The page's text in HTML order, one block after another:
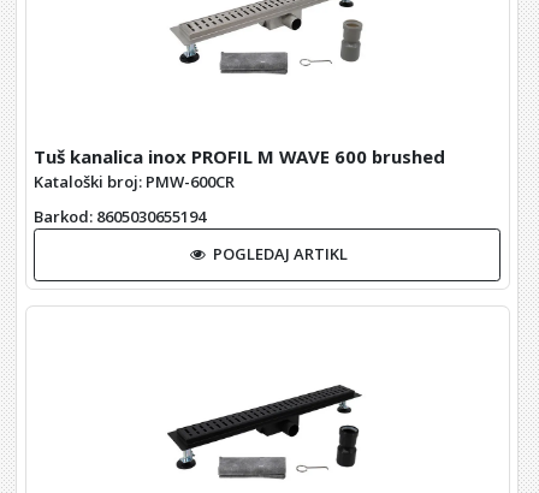
Tuš kanalica inox PROFIL M WAVE 600 brushed
Kataloški broj: PMW-600CR
Barkod: 8605030655194
POGLEDAJ ARTIKL